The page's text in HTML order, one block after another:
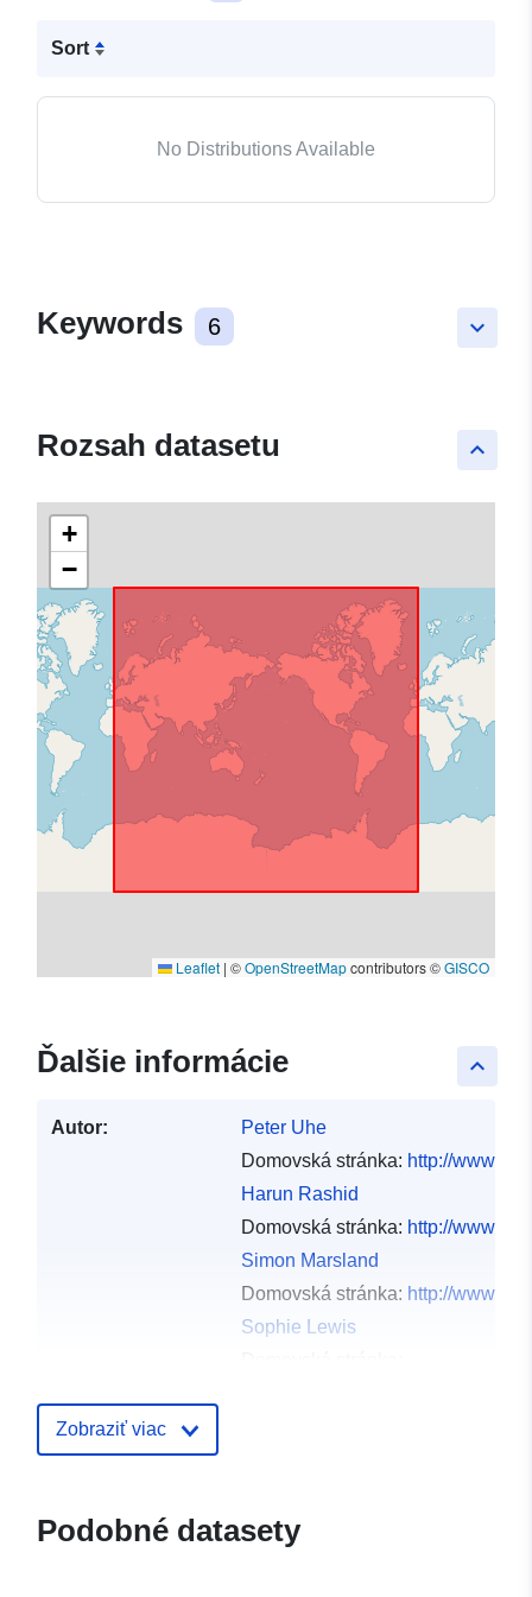
Sort
No Distributions Available
keyboard_arrow_down
Keywords 6
keyboard_arrow_up
Rozsah datasetu
+
−
Leaflet | ©OpenStreetMapcontributors ©GISCO
keyboard_arrow_up
Ďalšie informácie
Autor:
Peter Uhe
Domovská stránka: http://
Harun Rashid
Domovská stránka: http://
Simon Marsland
Domovská stránka: http://
Sophie Lewis
Domovská stránka:
Zobraziť viac
Podobné datasety